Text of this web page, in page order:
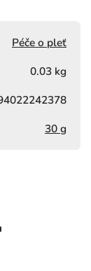
Péče o pleť
0.03 kg
30 g